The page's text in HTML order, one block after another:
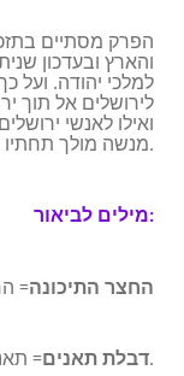
הפרק מסתיים
והארץ ובעדכון
למלכי יהודה. ועל
לירושלים אל תוך
ואילו לאנשי
מנשה מולך תחתיו.
מילים לביאור:
החצר התיכונה=
דבלת תאנים= תאנים שמחצו אותם וחיברו ביניהם.